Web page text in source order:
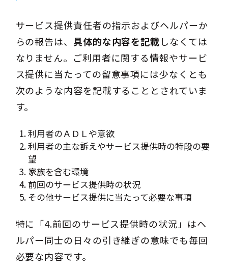
サービス提供責任者の指示およびヘルパーか
らの報告は、 具体的な内容を記載しなくては
なりません。ご利用者に関する情報やサービ
ス提供に当たっての留意事項には少なくとも
次のような内容を記載することとされていま
す。
利用者のＡＤＬや意欲
利用者の主な訴えやサービス提供時の特段の要
望
家族を含む環境
前回のサービス提供時の状況
その他サービス提供に当たって必要な事項
特に「4.前回のサービス提供時の状況」はヘ
ルパー同士の日々の引き継ぎの意味でも毎回
必要な内容です。